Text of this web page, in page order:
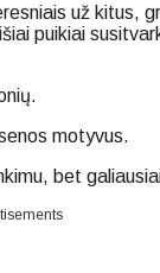
už
puikiai
motyvus.
bet